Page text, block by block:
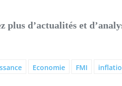
plus d’actualités et
Economie FMI